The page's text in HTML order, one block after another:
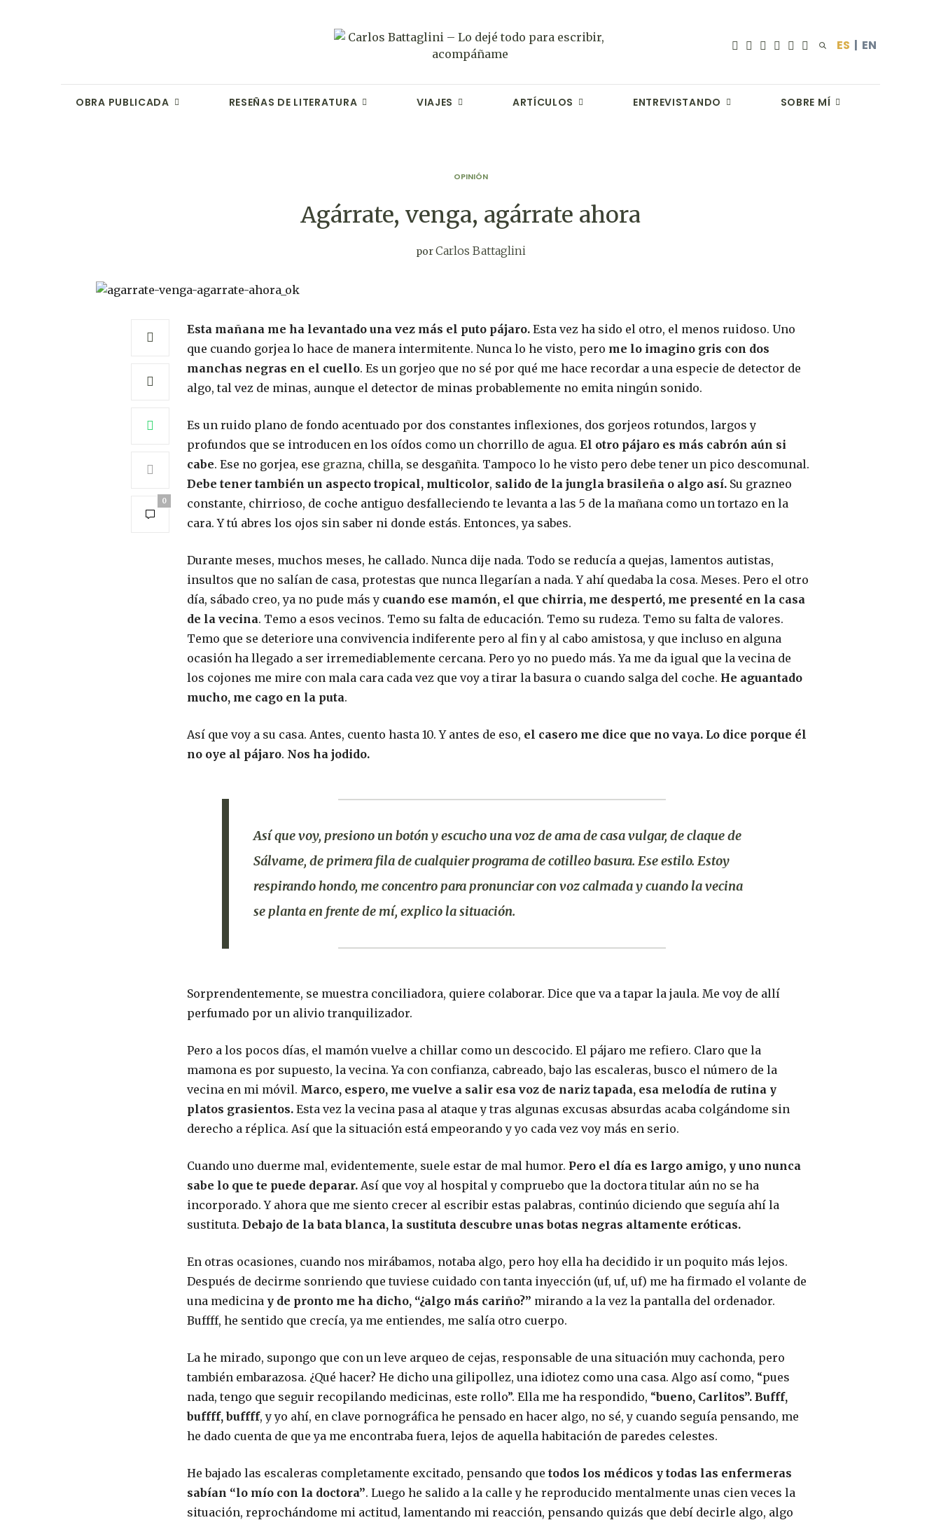
ES | EN
OBRA PUBLICADA RESEÑAS DE LITERATURA VIAJES ARTÍCULOS ENTREVISTANDO SOBRE MÍ
OPINIÓN
Agárrate, venga, agárrate ahora
porCarlos Battaglini
0
Esta mañana me ha levantado una vez más el puto pájaro. Esta vez ha sido el otro, el menos ruidoso. Uno
que cuando gorjea lo hace de manera intermitente. Nunca lo he visto, pero me lo imagino gris con dos
manchas negras en el cuello. Es un gorjeo que no sé por qué me hace recordar a una especie de detector de
algo, tal vez de minas, aunque el detector de minas probablemente no emita ningún sonido.
Es un ruido plano de fondo acentuado por dos constantes inflexiones, dos gorjeos rotundos, largos y
profundos que se introducen en los oídos como un chorrillo de agua. El otro pájaro es más cabrón aún si
cabe. Ese no gorjea, ese grazna, chilla, se desgañita. Tampoco lo he visto pero debe tener un pico descomunal.
Debe tener también un aspecto tropical, multicolor, salido de la jungla brasileña o algo así. Su grazneo
constante, chirrioso, de coche antiguo desfalleciendo te levanta a las 5 de la mañana como un tortazo en la
cara. Y tú abres los ojos sin saber ni donde estás. Entonces, ya sabes.
Durante meses, muchos meses, he callado. Nunca dije nada. Todo se reducía a quejas, lamentos autistas,
insultos que no salían de casa, protestas que nunca llegarían a nada. Y ahí quedaba la cosa. Meses. Pero el otro
día, sábado creo, ya no pude más y cuando ese mamón, el que chirria, me despertó, me presenté en la casa
de la vecina. Temo a esos vecinos. Temo su falta de educación. Temo su rudeza. Temo su falta de valores.
Temo que se deteriore una convivencia indiferente pero al fin y al cabo amistosa, y que incluso en alguna
ocasión ha llegado a ser irremediablemente cercana. Pero yo no puedo más. Ya me da igual que la vecina de
los cojones me mire con mala cara cada vez que voy a tirar la basura o cuando salga del coche. He aguantado
mucho, me cago en la puta.
Así que voy a su casa. Antes, cuento hasta 10. Y antes de eso, el casero me dice que no vaya. Lo dice porque él
no oye al pájaro. Nos ha jodido.
Así que voy, presiono un botón y escucho una voz de ama de casa vulgar, de claque de
Sálvame, de primera fila de cualquier programa de cotilleo basura. Ese estilo. Estoy
respirando hondo, me concentro para pronunciar con voz calmada y cuando la vecina
se planta en frente de mí, explico la situación.
Sorprendentemente, se muestra conciliadora, quiere colaborar. Dice que va a tapar la jaula. Me voy de allí
perfumado por un alivio tranquilizador.
Pero a los pocos días, el mamón vuelve a chillar como un descocido. El pájaro me refiero. Claro que la
mamona es por supuesto, la vecina. Ya con confianza, cabreado, bajo las escaleras, busco el número de la
vecina en mi móvil. Marco, espero, me vuelve a salir esa voz de nariz tapada, esa melodía de rutina y
platos grasientos. Esta vez la vecina pasa al ataque y tras algunas excusas absurdas acaba colgándome sin
derecho a réplica. Así que la situación está empeorando y yo cada vez voy más en serio.
Cuando uno duerme mal, evidentemente, suele estar de mal humor. Pero el día es largo amigo, y uno nunca
sabe lo que te puede deparar. Así que voy al hospital y compruebo que la doctora titular aún no se ha
incorporado. Y ahora que me siento crecer al escribir estas palabras, continúo diciendo que seguía ahí la
sustituta. Debajo de la bata blanca, la sustituta descubre unas botas negras altamente eróticas.
En otras ocasiones, cuando nos mirábamos, notaba algo, pero hoy ella ha decidido ir un poquito más lejos.
Después de decirme sonriendo que tuviese cuidado con tanta inyección (uf, uf, uf) me ha firmado el volante de
una medicina y de pronto me ha dicho, “¿algo más cariño?” mirando a la vez la pantalla del ordenador.
Buffff, he sentido que crecía, ya me entiendes, me salía otro cuerpo.
La he mirado, supongo que con un leve arqueo de cejas, responsable de una situación muy cachonda, pero
también embarazosa. ¿Qué hacer? He dicho una gilipollez, una idiotez como una casa. Algo así como, “pues
nada, tengo que seguir recopilando medicinas, este rollo”. Ella me ha respondido, “bueno, Carlitos”. Bufff,
buffff, buffff, y yo ahí, en clave pornográfica he pensado en hacer algo, no sé, y cuando seguía pensando, me
he dado cuenta de que ya me encontraba fuera, lejos de aquella habitación de paredes celestes.
He bajado las escaleras completamente excitado, pensando que todos los médicos y todas las enfermeras
sabían “lo mío con la doctora”. Luego he salido a la calle y he reproducido mentalmente unas cien veces la
situación, reprochándome mi actitud, lamentando mi reacción, pensando quizás que debí decirle algo, algo